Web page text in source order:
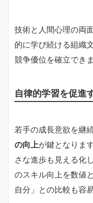
技術と人間心理の両
的に学び続ける組織
競争優位を確立できま
自律的学習を促進
若手の成長意欲を継
の向上が鍵となりま
さな進歩も見える化
のスキル向上を数値
自分」との比較も容